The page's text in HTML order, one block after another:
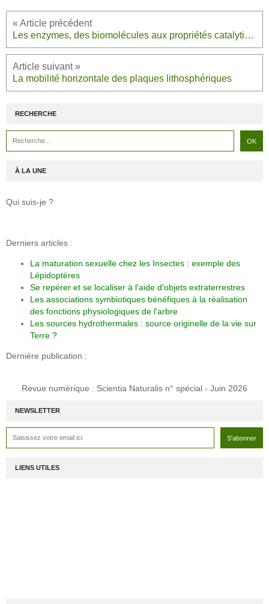
Les enzymes, des biomolécules aux propriétés catalytiques
La mobilité horizontale des plaques lithosphériques
NEWSLETTER
RECHERCHE
À LA UNE
Qui suis-je ?
Derniers articles :
La maturation sexuelle chez les Insectes : exemple des
Lépidoptères
Se repérer et se localiser à l'aide d'objets extraterrestres
Les associations symbiotiques bénéfiques à la réalisation
des fonctions physiologiques de l'arbre
Les sources hydrothermales : source originelle de la vie sur
Terre ?
Dernière publication :
Revue numérique : Scientia Naturalis n° spécial - Juin 2026
LIENS UTILES